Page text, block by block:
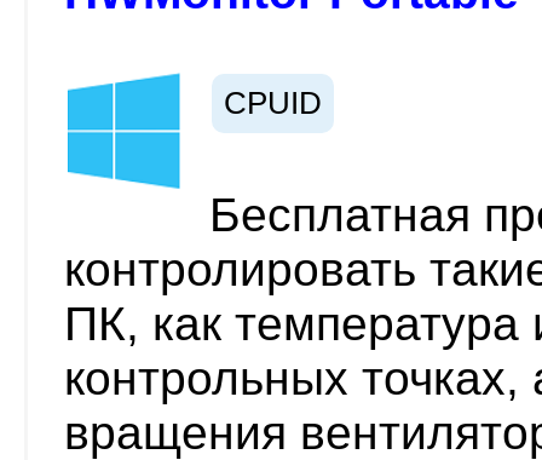
CPUID
Бесплатная
контролировать
ПК, как
контрольных точках,
вращения